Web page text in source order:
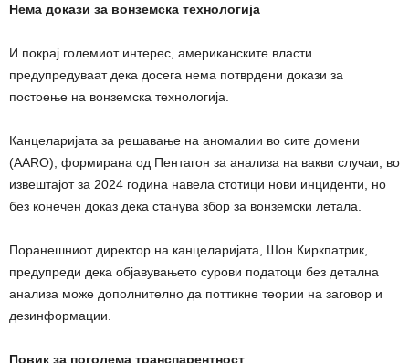
Нема докази за вонземска технологија
И покрај големиот интерес, американските власти
предупредуваат дека досега нема потврдени докази за
постоење на вонземска технологија.
Канцеларијата за решавање на аномалии во сите домени
(AARO), формирана од Пентагон за анализа на вакви случаи, во
извештајот за 2024 година навела стотици нови инциденти, но
без конечен доказ дека станува збор за вонземски летала.
Поранешниот директор на канцеларијата, Шон Киркпатрик,
предупреди дека објавувањето сурови податоци без детална
анализа може дополнително да поттикне теории на заговор и
дезинформации.
Повик за поголема транспарентност